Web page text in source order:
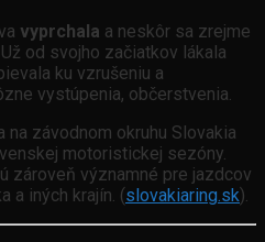
vyprchala a neskôr sa zrejme
od svojho začiatkov lákala
ku vzrušeniu a
vystúpenia, občerstvenia.
závodnom okruhu Slovakia
motoristickej sezóny.
zároveň významné pre jazdcov
a iných krajín. (slovakiaring.sk).